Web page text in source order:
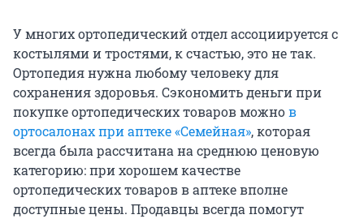
У многих ортопедический отдел ассоциируется с
костылями и тростями, к счастью, это не так.
Ортопедия нужна любому человеку для
сохранения здоровья. Сэкономить деньги при
покупке ортопедических товаров можнов
ортосалонах при аптеке «Семейная», которая
всегда была рассчитана на среднюю ценовую
категорию: при хорошем качестве
ортопедических товаров в аптеке вполне
доступные цены. Продавцы всегда помогут